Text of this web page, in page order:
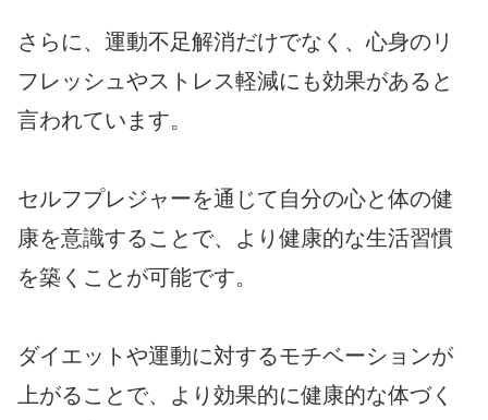
さらに、運動不足解消だけでなく、心身のリ
フレッシュやストレス軽減にも効果があると
言われています。
セルフプレジャーを通じて自分の心と体の健
康を意識することで、より健康的な生活習慣
を築くことが可能です。
ダイエットや運動に対するモチベーションが
上がることで、より効果的に健康的な体づく